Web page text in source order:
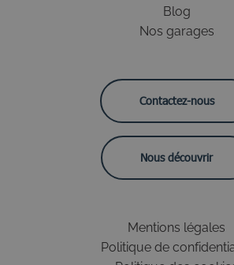
Blog
Nos garages
Contactez-nous
Nous découvrir
Mentions légales
Politique de